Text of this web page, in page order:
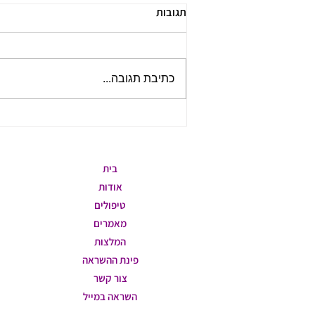
תגובות
כתיבת תגובה...
בית
אודות
טיפולים
מאמרים
המלצות
פינת ההשראה
צור קשר
השראה במייל